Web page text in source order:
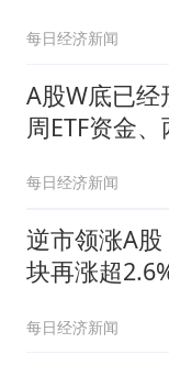
元
每日经济新闻
A股W底已经
周ETF资金
每日经济新闻
逆市领涨A
块再涨超
每日经济新闻